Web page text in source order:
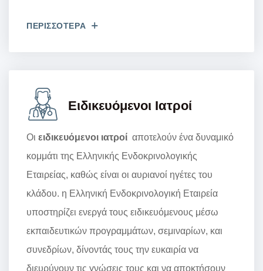
ΠΕΡΙΣΣΟΤΕΡΑ
Ειδικευόμενοι Ιατροί
Οι ειδικευόμενοι ιατροί αποτελούν ένα δυναμικό
κομμάτι της Ελληνικής Ενδοκρινολογικής
Εταιρείας, καθώς είναι οι αυριανοί ηγέτες του
κλάδου. η Ελληνική Ενδοκρινολογική Εταιρεία
υποστηρίζει ενεργά τους ειδικευόμενους μέσω
εκπαιδευτικών προγραμμάτων, σεμιναρίων, και
συνεδρίων, δίνοντάς τους την ευκαιρία να
διευρύνουν τις γνώσεις τους και να αποκτήσουν